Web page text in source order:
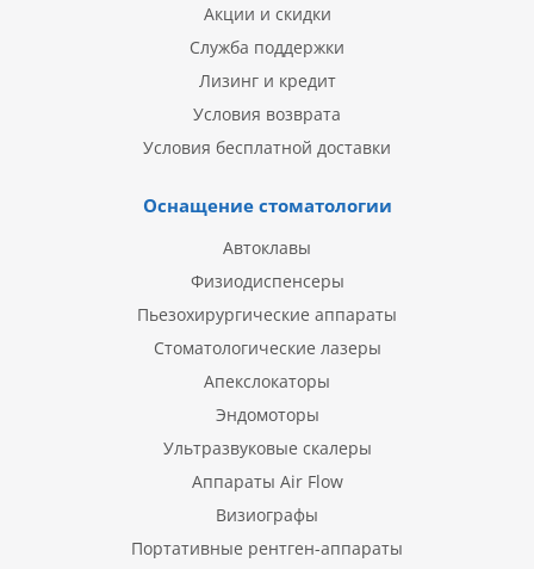
Акции и скидки
Служба поддержки
Лизинг и кредит
Условия возврата
Условия бесплатной доставки
Оснащение стоматологии
Автоклавы
Физиодиспенсеры
Пьезохирургические аппараты
Стоматологические лазеры
Апекслокаторы
Эндомоторы
Ультразвуковые скалеры
Аппараты Air Flow
Визиографы
Портативные рентген-аппараты